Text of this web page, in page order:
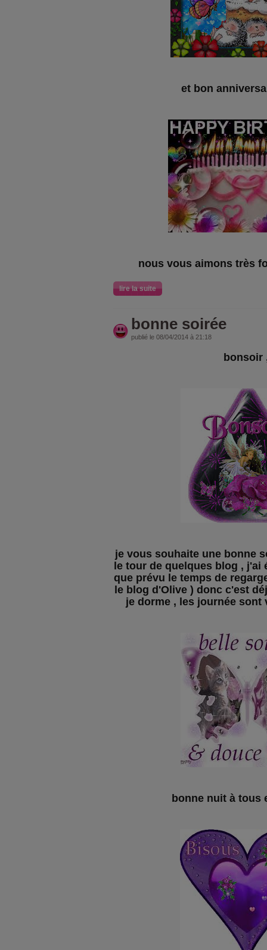
et bon
nous vous aimons très
lire la suite
bonne soirée
publié le 08/04/2014 à 21:18
bonsoir
je vous souhaite une bonne
le tour de quelques blog , j'ai
que prévu le temps de
le blog d'Olive ) donc c'est
je dorme , les journée
bonne nuit à tous